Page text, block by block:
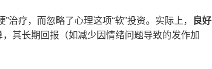
治疗，而忽略了心理这项“软”投资。实际上，
良好
其长期回报（如减少因情绪问题导致的发作加